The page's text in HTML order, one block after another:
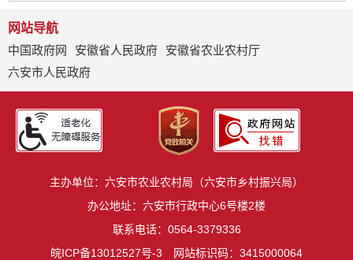
网站导航
中国政府网
安徽省人民政府
安徽省农业农村厅
六安市人民政府
主办单位：六安市农业农村局（六安市乡村振兴局）
办公地址：六安市行政中心6号楼2楼
联系电话：0564-3379336
皖ICP备13012527号-3
网站标识码：3415000064